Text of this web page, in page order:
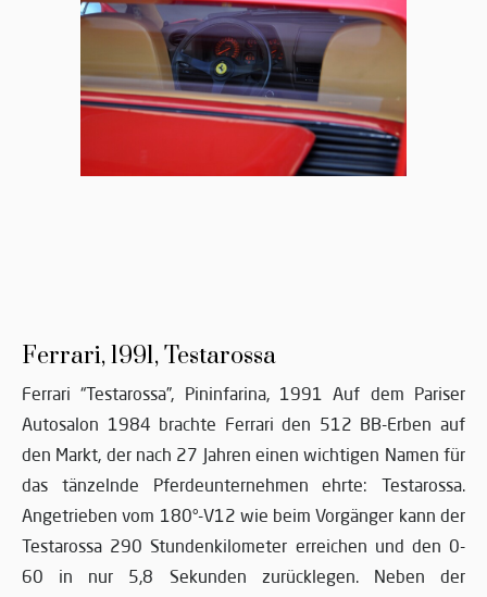
Ferrari, 1991, Testarossa
Ferrari “Testarossa”, Pininfarina, 1991 Auf dem Pariser
Autosalon 1984 brachte Ferrari den 512 BB-Erben auf
den Markt, der nach 27 Jahren einen wichtigen Namen für
das tänzelnde Pferdeunternehmen ehrte: Testarossa.
Angetrieben vom 180°-V12 wie beim Vorgänger kann der
Testarossa 290 Stundenkilometer erreichen und den 0-
60 in nur 5,8 Sekunden zurücklegen. Neben der